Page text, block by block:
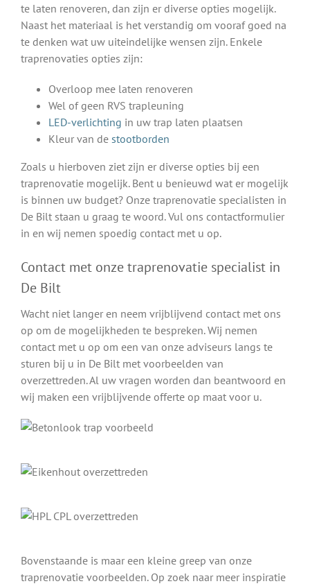
te laten renoveren, dan zijn er diverse opties mogelijk.
Naast het materiaal is het verstandig om vooraf goed na
te denken wat uw uiteindelijke wensen zijn. Enkele
traprenovaties opties zijn:
Overloop mee laten renoveren
Wel of geen RVS trapleuning
LED-verlichting in uw trap laten plaatsen
Kleur van de stootborden
Zoals u hierboven ziet zijn er diverse opties bij een
traprenovatie mogelijk. Bent u benieuwd wat er mogelijk
is binnen uw budget? Onze traprenovatie specialisten in
De Bilt staan u graag te woord. Vul ons contactformulier
in en wij nemen spoedig contact met u op.
Contact met onze traprenovatie specialist in
De Bilt
Wacht niet langer en neem vrijblijvend contact met ons
op om de mogelijkheden te bespreken. Wij nemen
contact met u op om een van onze adviseurs langs te
sturen bij u in De Bilt met voorbeelden van
overzettreden. Al uw vragen worden dan beantwoord en
wij maken een vrijblijvende offerte op maat voor u.
Bovenstaande is maar een kleine greep van onze
traprenovatie voorbeelden. Op zoek naar meer inspiratie